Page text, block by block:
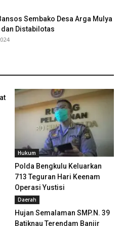
Sembako Desa Arga Mulya
dan Distabilotas
Hukum
Polda Bengkulu Keluarkan
713 Teguran Hari Keenam
Operasi Yustisi
Daerah
Hujan Semalaman SMP.N. 39
Batiknau Terendam Banjir